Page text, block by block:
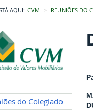
AQUI: CVM REUNIÕES DO
do Colegiado